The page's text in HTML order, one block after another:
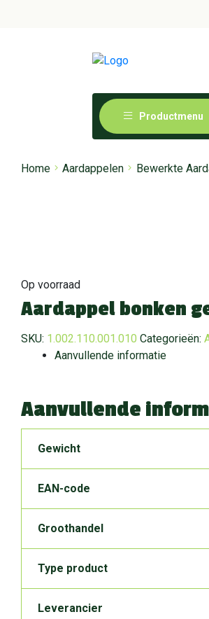
Productmenu
Home Aardappelen Bewerkte
Op voorraad
Aardappel bonken
SKU: 1.002.110.001.010 Categorieën:
Aanvullende informatie
Aanvullende
Gewicht
EAN-code
Groothandel
Type product
Leverancier